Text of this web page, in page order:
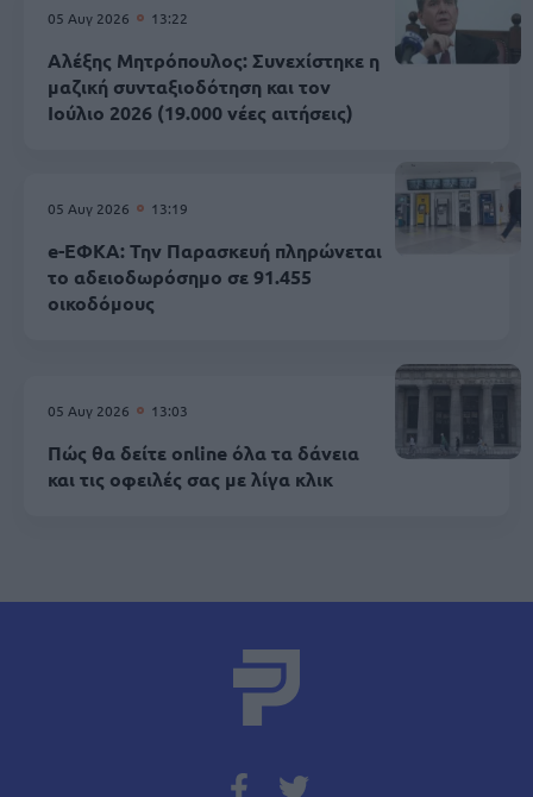
05 Αυγ 2026 13:22
Αλέξης Μητρόπουλος: Συνεχίστηκε η
μαζική συνταξιοδότηση και τον
Ιούλιο 2026 (19.000 νέες αιτήσεις)
05 Αυγ 2026 13:19
e-ΕΦΚΑ: Την Παρασκευή πληρώνεται
το αδειοδωρόσημο σε 91.455
οικοδόμους
05 Αυγ 2026 13:03
Πώς θα δείτε online όλα τα δάνεια
και τις οφειλές σας με λίγα κλικ